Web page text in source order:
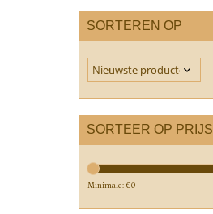
SORTEREN OP
SORTEER OP PRIJS
Minimale: €0